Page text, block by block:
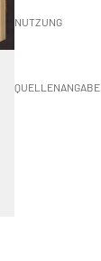
NUTZUNG
QUELLENANGABE